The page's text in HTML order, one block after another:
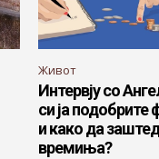
Живот
Интервју со
си ја подобрите
и како да
времиња?